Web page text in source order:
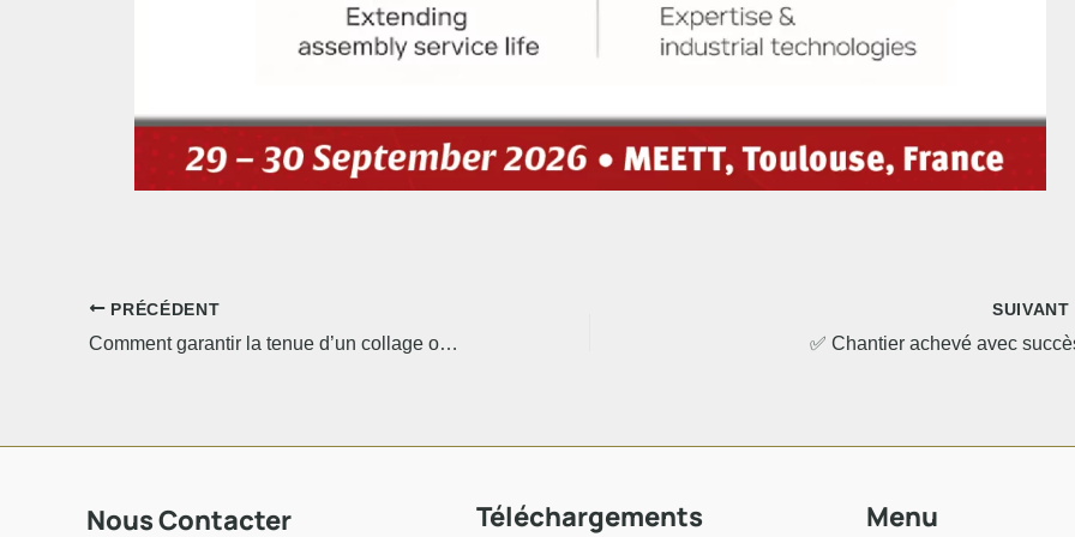
PRÉCÉDENT
Comment garantir la tenue d’un collage ou d’un revêtement sur le long terme ?
SUIVANT
✅ Chantier achevé avec
Nous Contacter Téléchargements Menu